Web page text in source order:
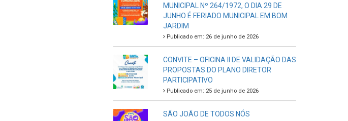
MUNICIPAL Nº 264/1972, O DIA 29 DE
JUNHO É FERIADO MUNICIPAL EM BOM
JARDIM
Publicado em: 26 de junho de 2026
CONVITE – OFICINA II DE VALIDAÇÃO DAS
PROPOSTAS DO PLANO DIRETOR
PARTICIPATIVO
Publicado em: 25 de junho de 2026
SÃO JOÃO DE TODOS NÓS